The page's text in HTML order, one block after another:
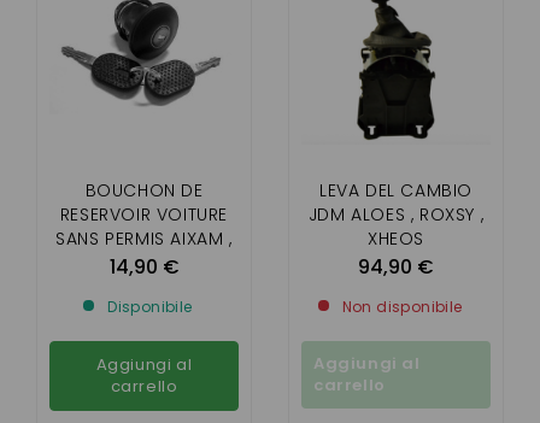
BOUCHON DE
RESERVOIR VOITURE
SANS PERMIS AIXAM ,
MICROCAR , LIGIER ,
AVEC CLEF)
14,90 €
Disponibile
Aggiungi al
carrello
LEVA DEL CAMBIO
JDM ALOES , ROXSY ,
XHEOS
94,90 €
Non disponibile
Aggiungi al
carrello